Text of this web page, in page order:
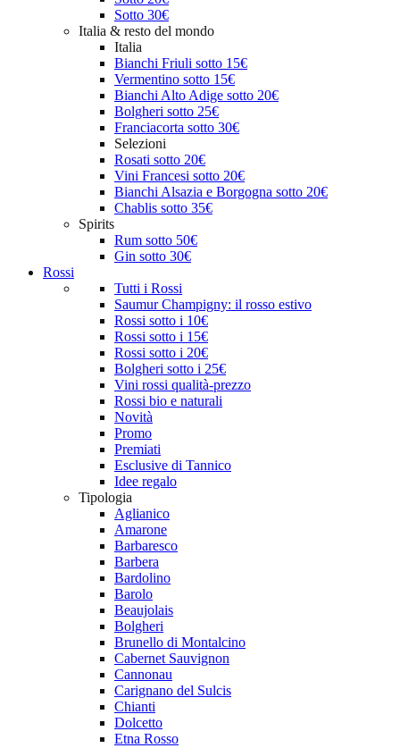
Sotto 30€
Italia & resto del mondo
Italia
Bianchi Friuli sotto 15€
Vermentino sotto 15€
Bianchi Alto Adige sotto 20€
Bolgheri sotto 25€
Franciacorta sotto 30€
Selezioni
Rosati sotto 20€
Vini Francesi sotto 20€
Bianchi Alsazia e Borgogna sotto 20€
Chablis sotto 35€
Spirits
Rum sotto 50€
Gin sotto 30€
Rossi
Tutti i Rossi
Saumur Champigny: il rosso estivo
Rossi sotto i 10€
Rossi sotto i 15€
Rossi sotto i 20€
Bolgheri sotto i 25€
Vini rossi qualità-prezzo
Rossi bio e naturali
Novità
Promo
Premiati
Esclusive di Tannico
Idee regalo
Tipologia
Aglianico
Amarone
Barbaresco
Barbera
Bardolino
Barolo
Beaujolais
Bolgheri
Brunello di Montalcino
Cabernet Sauvignon
Cannonau
Carignano del Sulcis
Chianti
Dolcetto
Etna Rosso